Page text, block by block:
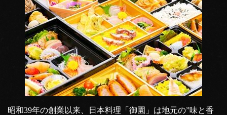
昭和39年の創業以来、日本料理「御園」は地元の”味と香